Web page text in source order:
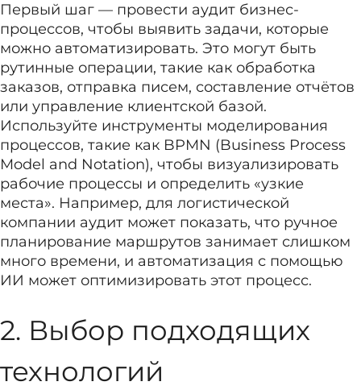
Первый шаг — провести аудит бизнес-
процессов, чтобы выявить задачи, которые
можно автоматизировать. Это могут быть
рутинные операции, такие как обработка
заказов, отправка писем, составление отчётов
или управление клиентской базой.
Используйте инструменты моделирования
процессов, такие как BPMN (Business Process
Model and Notation), чтобы визуализировать
рабочие процессы и определить «узкие
места». Например, для логистической
компании аудит может показать, что ручное
планирование маршрутов занимает слишком
много времени, и автоматизация с помощью
ИИ может оптимизировать этот процесс.
2. Выбор подходящих
технологий